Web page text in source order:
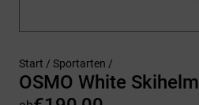
Start / Sportarten /
OSMO White Skihelm